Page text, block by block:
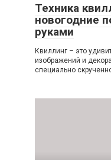
Техника
новогодние
руками
Квиллинг – это
изображений и
специально